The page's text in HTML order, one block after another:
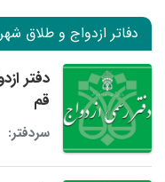
دفاتر ازدواج و طلاق
قم
سردفتر: